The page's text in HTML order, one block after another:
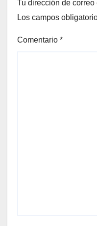
Tu dirección de
Los campos
Comentario *